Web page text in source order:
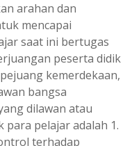
arahan dan
mencapai
saat ini bertugas
peserta didik
kemerdekaan,
bangsa
dilawan atau
pelajar adalah 1.
terhadap